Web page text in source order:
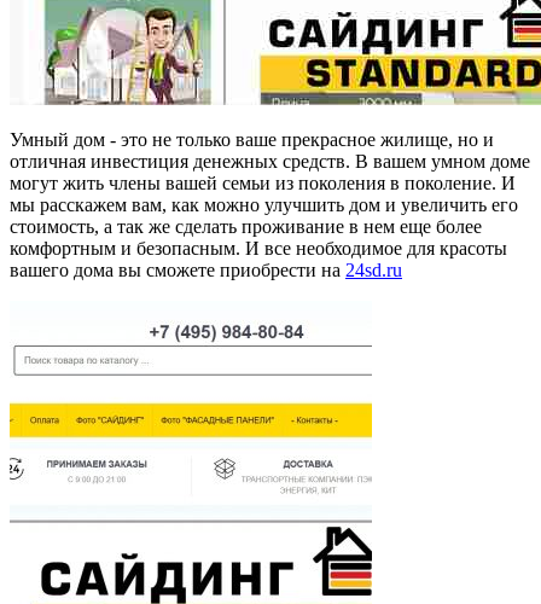
Умный дом - это не только ваше прекрасное жилище, но и
отличная инвестиция денежных средств. В вашем умном доме
могут жить члены вашей семьи из поколения в поколение. И
мы расскажем вам, как можно улучшить дом и увеличить его
стоимость, а так же сделать проживание в нем еще более
комфортным и безопасным. И все необходимое для красоты
вашего дома вы сможете приобрести на 24sd.ru